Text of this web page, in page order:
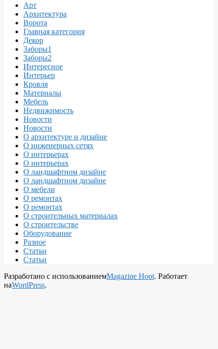
Арт
Архитектура
Ворота
Главная категория
Декор
Заборы1
Заборы2
Интересное
Интерьер
Кровля
Материалы
Мебель
Недвижимость
Новости
Новости
О архитектуре и дизайне
О инженерных сетях
О интерьерах
О интерьерах
О ландшафтном дизайне
О ландшафтном дизайне
О мебели
О ремонтах
О ремонтах
О строительных материалах
О строительстве
Оборудование
Разное
Статьи
Статьи
Разработано с использованиемMagazine Hoot. Работает
наWordPress.